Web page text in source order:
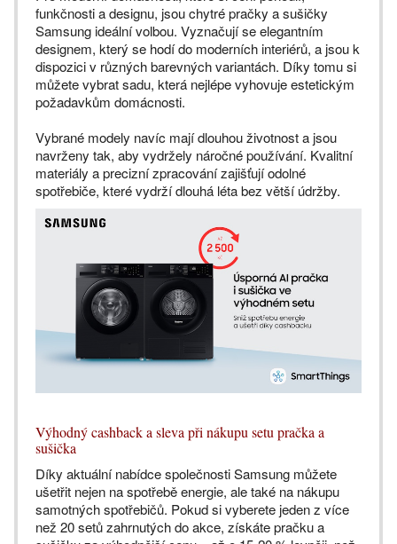
funkčnosti a designu, jsou chytré pračky a sušičky
Samsung ideální volbou. Vyznačují se elegantním
designem, který se hodí do moderních interiérů, a jsou k
dispozici v různých barevných variantách. Díky tomu si
můžete vybrat sadu, která nejlépe vyhovuje estetickým
požadavkům domácnosti.
Vybrané modely navíc mají dlouhou životnost a jsou
navrženy tak, aby vydržely náročné používání. Kvalitní
materiály a precizní zpracování zajišťují odolné
spotřebiče, které vydrží dlouhá léta bez větší údržby.
Výhodný cashback a sleva při nákupu setu pračka a
sušička
Díky aktuální nabídce společnosti Samsung můžete
ušetřit nejen na spotřebě energie, ale také na nákupu
samotných spotřebičů. Pokud si vyberete jeden z více
než 20 setů zahrnutých do akce, získáte pračku a